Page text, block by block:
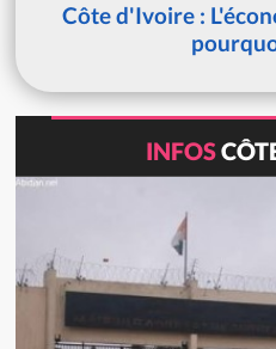
Côte d'Ivoire :
INFOS